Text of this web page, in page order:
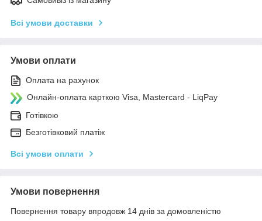
Всі умови доставки
Умови оплати
Оплата на рахунок
Онлайн-оплата карткою Visa, Mastercard - LiqPay
Готівкою
Безготівковий платіж
Всі умови оплати
Умови повернення
Повернення товару впродовж 14 днів за домовленістю